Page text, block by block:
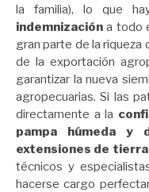
la familia), lo que
indemnizacióna todo
gran parte de la riqueza
de la exportación
garantizar la nueva
agropecuarias. Si las
directamente a la
pampa húmeda y
extensiones de
técnicos y
hacerse cargo